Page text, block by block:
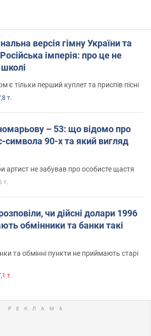
версія гімну України та
імперія: про це не
тільки перший куплет та приспів пісні
т.
– 53: що відомо про
символа 90-х та який вигляд
артист не забував про особисте щастя
т.
чи дійсні долари 1996
обмінники та банки такі
та обмінні пункти не приймають старі
т.